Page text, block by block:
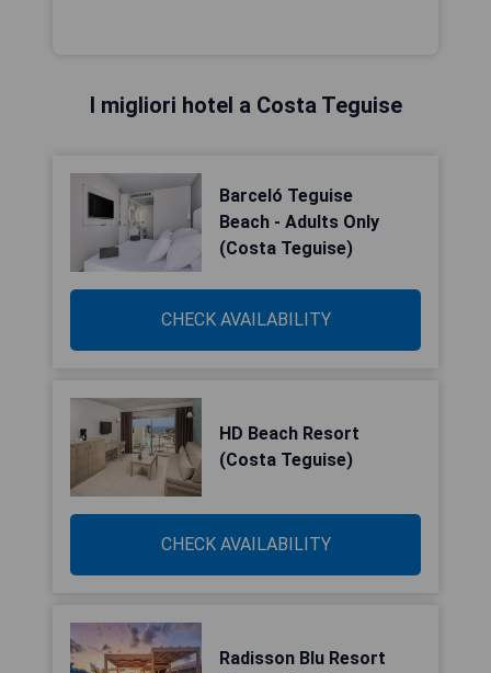
I migliori hotel a Costa Teguise
Barceló Teguise
Beach - Adults Only
(Costa Teguise)
CHECK AVAILABILITY
HD Beach Resort
(Costa Teguise)
CHECK AVAILABILITY
Radisson Blu Resort